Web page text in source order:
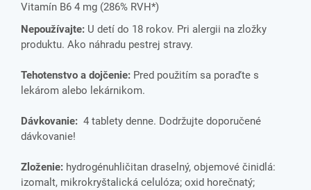
Vitamín B6 4 mg (286% RVH*)
Nepoužívajte: U detí do 18 rokov. Pri alergii na zložky
produktu. Ako náhradu pestrej stravy.
Tehotenstvo a dojčenie: Pred použitím sa poraďte s
lekárom alebo lekárnikom.
Dávkovanie: 4 tablety denne. Dodržujte doporučené
dávkovanie!
Zloženie: hydrogénuhličitan draselný, objemové činidlá:
izomalt, mikrokryštalická celulóza; oxid horečnatý;